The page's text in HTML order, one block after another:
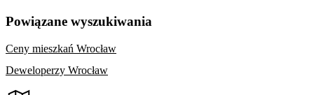
Powiązane wyszukiwania
Ceny mieszkań Wrocław
Deweloperzy Wrocław